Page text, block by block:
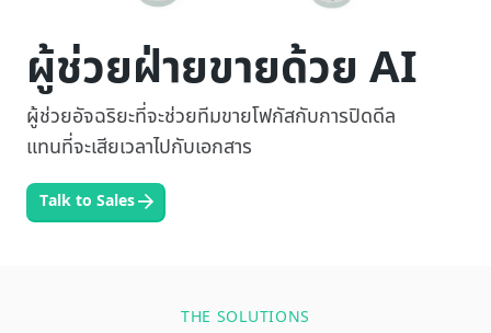
ผู้ช่วยฝ่ายขายด้วย AI
ผู้ช่วยอัจฉริยะที่จะช่วยทีมขายโฟกัสกับการปิดดีล
แทนที่จะเสียเวลาไปกับเอกสาร
Talk to Sales
THE SOLUTIONS